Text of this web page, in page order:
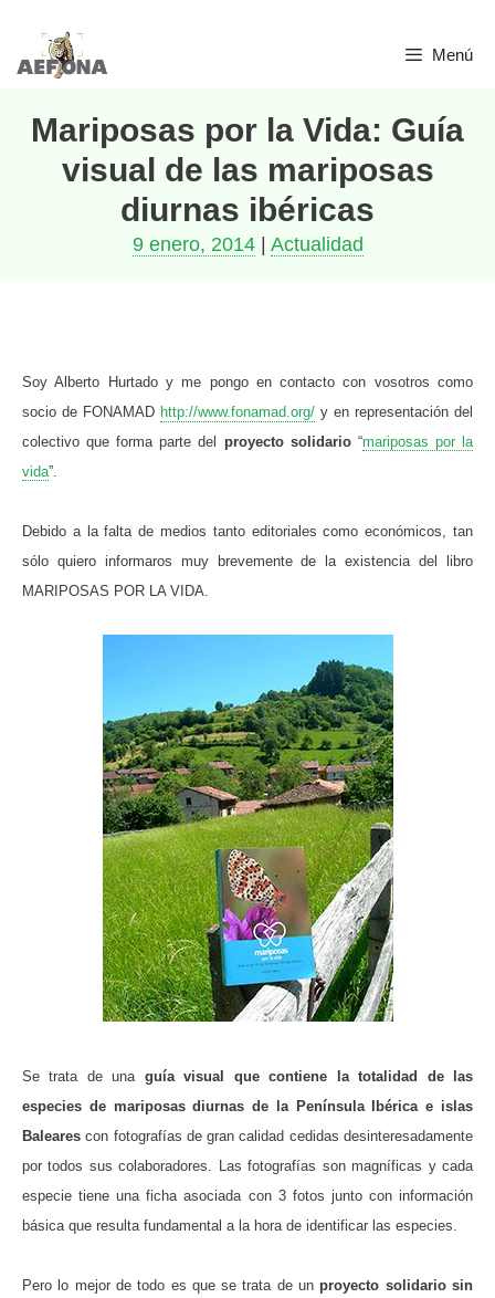
Saltar
Menú
Mariposas por la Vida: Guía
visual de las mariposas
diurnas ibéricas
9 enero, 2014| Actualidad
Soy Alberto Hurtado y me pongo en contacto con vosotros como
socio de FONAMAD http://www.fonamad.org/ y en representación del
colectivo que forma parte del proyecto solidario“mariposas por la
vida”.
Debido a la falta de medios tanto editoriales como económicos, tan
sólo quiero informaros muy brevemente de la existencia del libro
MARIPOSAS POR LA VIDA.
Se trata de una guía visual que contiene la totalidad de las
especies de mariposas diurnas de la Península Ibérica e islas
Balearescon fotografías de gran calidad cedidas desinteresadamente
por todos sus colaboradores. Las fotografías son magníficas y cada
especie tiene una ficha asociada con 3 fotos junto con información
básica que resulta fundamental a la hora de identificar las especies.
Pero lo mejor de todo es que se trata de un proyecto solidario sin